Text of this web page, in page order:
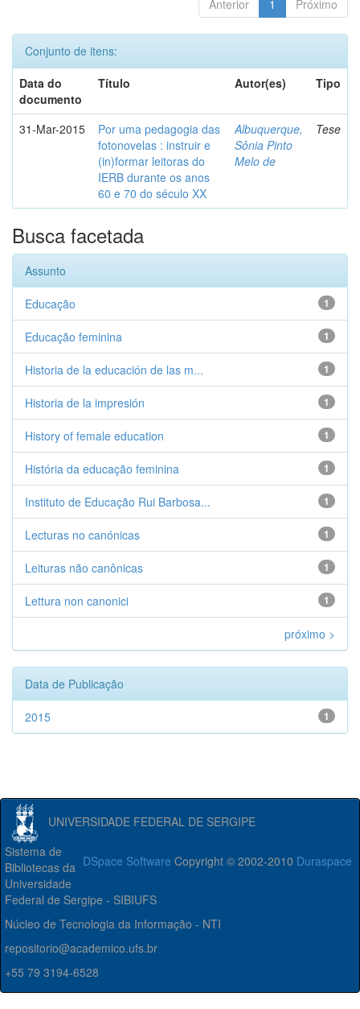
Anterior 1 Próximo
Conjunto de itens:
Data do
documento
Título Autor(es) Tipo
31-Mar-2015
Por uma pedagogia das
fotonovelas : instruir e
(in)formar leitoras do
IERB durante os anos
60 e 70 do século XX
Albuquerque,
Sônia Pinto
Melo de
Tese
Busca facetada
Assunto
1
Educação
1
Educação feminina
1
Historia de la educación de las m...
1
Historia de la impresión
1
History of female education
1
História da educação feminina
1
Instituto de Educação Rui Barbosa...
1
Lecturas no canónicas
1
Leituras não canônicas
1
Lettura non canonici
próximo >
Data de Publicação
1
2015
UNIVERSIDADE FEDERAL DE SERGIPE
DSpace Software Copyright © 2002-2010 Duraspace
Sistema de
Bibliotecas da
Universidade
Federal de Sergipe - SIBIUFS
Núcleo de Tecnologia da Informação - NTI
repositorio@academico.ufs.br
+55 79 3194-6528